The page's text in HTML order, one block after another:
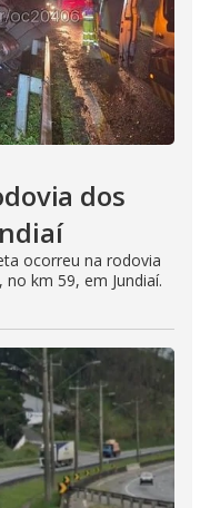
dos
ocorreu na rodovia
km 59, em Jundiaí.